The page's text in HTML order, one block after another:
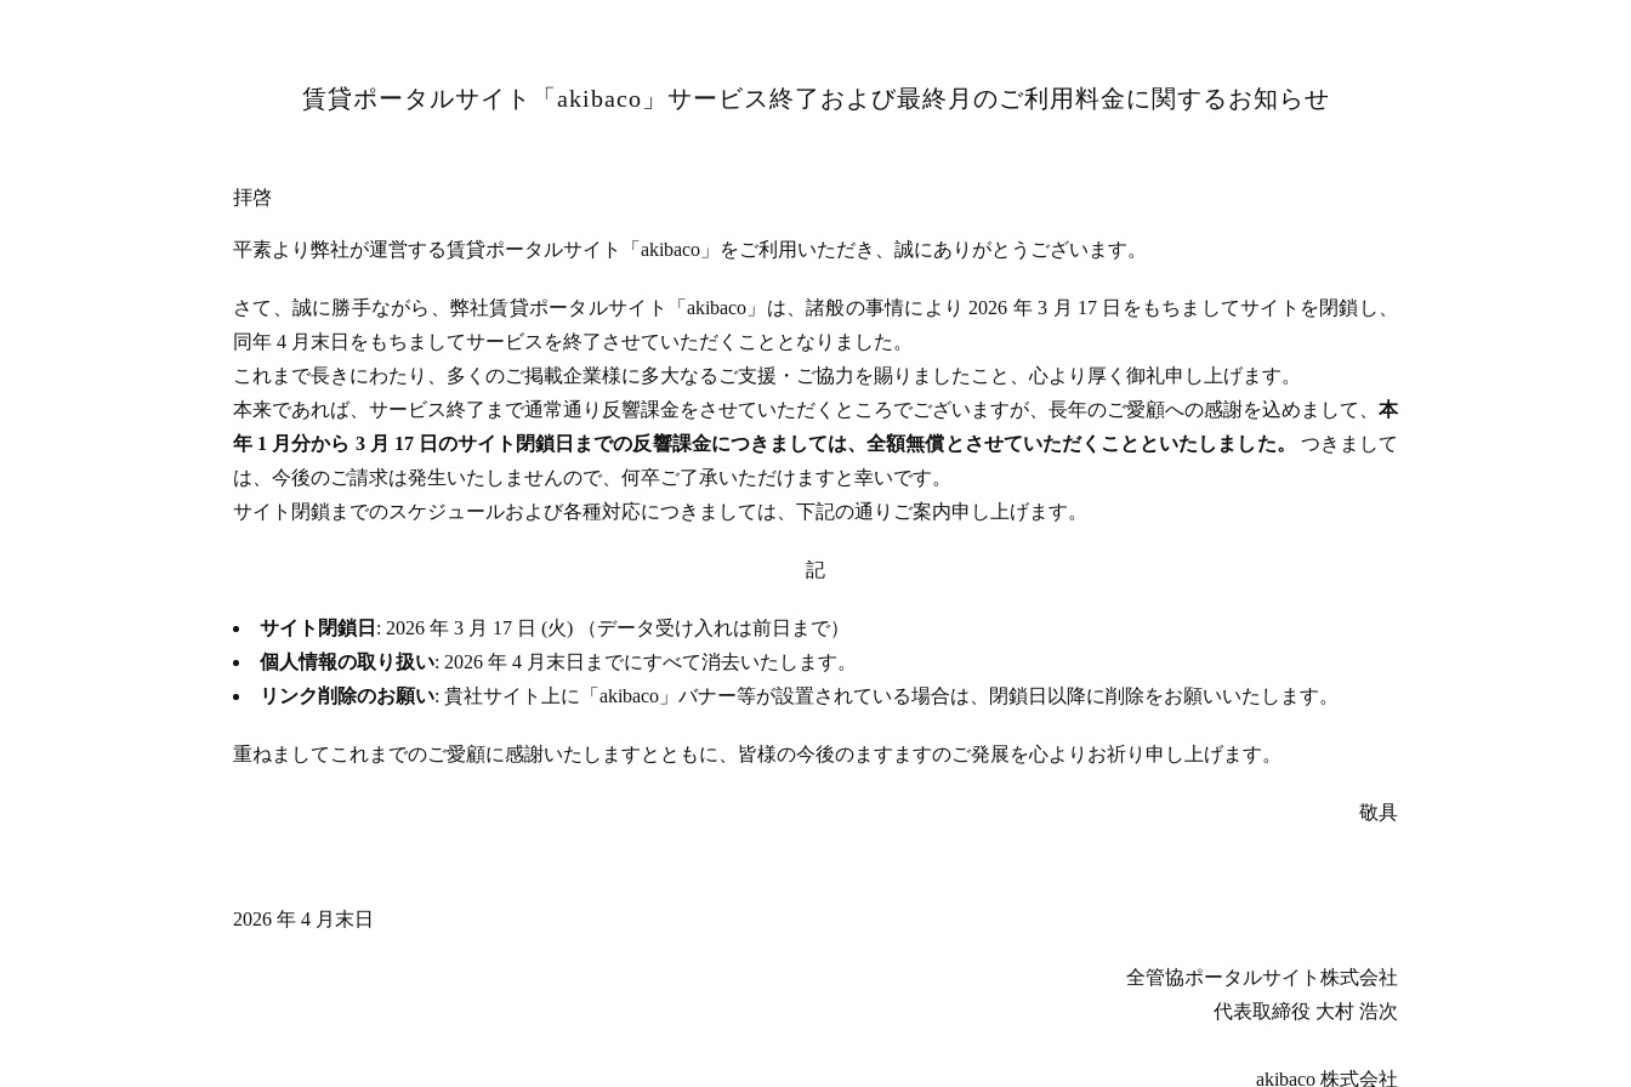
賃貸ポータルサイト「akibaco」サービス終了および最終月のご利用料金に関するお知らせ
拝啓
平素より弊社が運営する賃貸ポータルサイト「akibaco」をご利用いただき、誠にありがとうございます。
さて、誠に勝手ながら、弊社賃貸ポータルサイト「akibaco」は、諸般の事情により 2026 年 3 月 17 日をもちましてサイトを閉鎖し、
同年 4 月末日をもちましてサービスを終了させていただくこととなりました。
これまで長きにわたり、多くのご掲載企業様に多大なるご支援・ご協力を賜りましたこと、心より厚く御礼申し上げます。
本来であれば、サービス終了まで通常通り反響課金をさせていただくところでございますが、長年のご愛顧への感謝を込めまして、 本
年 1 月分から 3 月 17 日のサイト閉鎖日までの反響課金につきましては、全額無償とさせていただくことといたしました。 つきまして
は、今後のご請求は発生いたしませんので、何卒ご了承いただけますと幸いです。
サイト閉鎖までのスケジュールおよび各種対応につきましては、下記の通りご案内申し上げます。
記
サイト閉鎖日 : 2026 年 3 月 17 日 (火) （データ受け入れは前日まで）
個人情報の取り扱い: 2026 年 4 月末日までにすべて消去いたします。
リンク削除のお願い: 貴社サイト上に「akibaco」バナー等が設置されている場合は、閉鎖日以降に削除をお願いいたします。
重ねましてこれまでのご愛顧に感謝いたしますとともに、皆様の今後のますますのご発展を心よりお祈り申し上げます。
敬具
2026 年 4 月末日
全管協ポータルサイト株式会社
代表取締役 大村 浩次
akibaco 株式会社